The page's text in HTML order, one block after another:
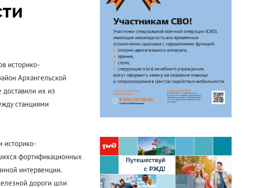
Антикоррупционная
деятельность
Формы раскрытия информации
историко-
Архангельской
их из
станциями
историко-
фортификационных
интервенции.
дороги шли